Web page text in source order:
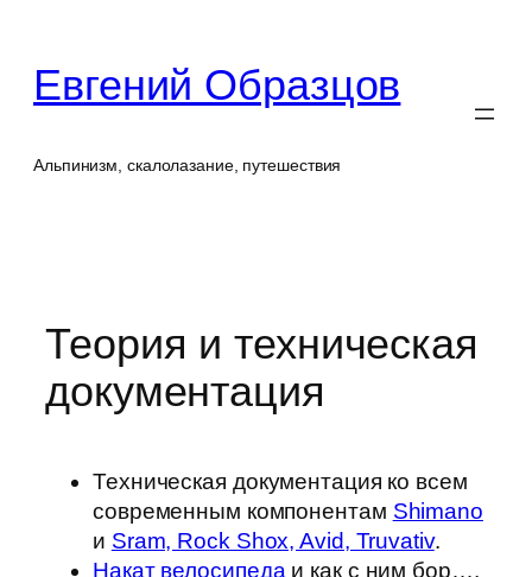
содержимому
Евгений Образцов
Альпинизм, скалолазание, путешествия
Теория и техническая
документация
Техническая документация ко всем
современным компонентам Shimano
и Sram, Rock Shox, Avid, Truvativ.
Накат велосипеда и как с ним бор….